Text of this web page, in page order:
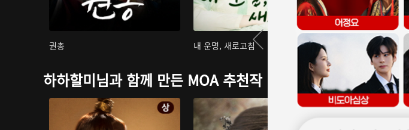
권총 내 운명, 새로고침
하하할미님과 함께 만든 MOA 추천작